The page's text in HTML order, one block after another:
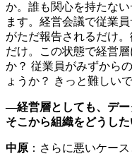
か。誰も関心を持たな
ます。経営会議で従業
がただ報告されるだけ
だけ。この状態で経営
か？ 従業員がみずから
ょうか？ きっと難しいで
―経営層としても、デー
そこから組織をどうし
中原 ：さらに悪いケー